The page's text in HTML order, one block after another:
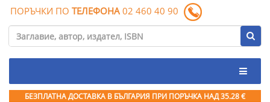
ПОРЪЧКИ ПО ТЕЛЕФОНА 02 460 40 90
БЕЗПЛАТНА ДОСТАВКА В БЪЛГАРИЯ ПРИ ПОРЪЧКА НАД 35.28 €